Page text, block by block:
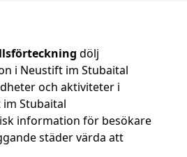
dölj
i Neustift im Stubaital
och aktiviteter i
Stubaital
information för besökare
städer värda att